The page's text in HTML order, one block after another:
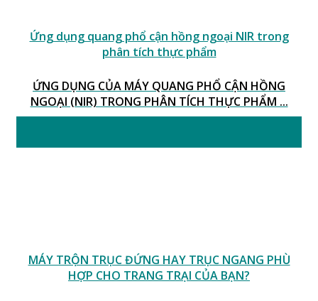
Ứng dụng quang phổ cận hồng ngoại NIR trong
phân tích thực phẩm
ỨNG DỤNG CỦA MÁY QUANG PHỔ CẬN HỒNG
NGOẠI (NIR) TRONG PHÂN TÍCH THỰC PHẨM ...
MÁY TRỘN TRỤC ĐỨNG HAY TRỤC NGANG PHÙ
HỢP CHO TRANG TRẠI CỦA BẠN?